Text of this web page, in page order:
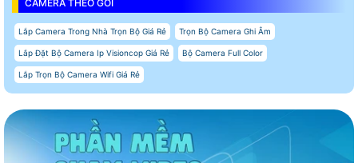
CAMERA THEO GÓI
Lắp Camera Trong Nhà Trọn Bộ Giá Rẻ Trọn Bộ Camera Ghi Âm
Lắp Đặt Bộ Camera Ip Visioncop Giá Rẻ Bộ Camera Full Color
Lắp Trọn Bộ Camera Wifi Giá Rẻ